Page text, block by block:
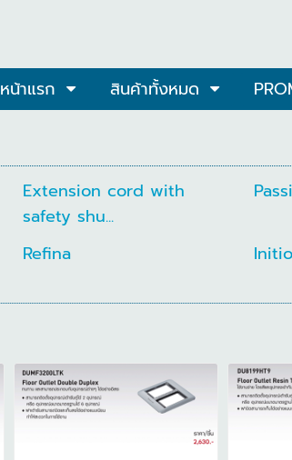
หน้าแรก สินค้าทั้งหมด
Extension cord with
safety shu...
Refina